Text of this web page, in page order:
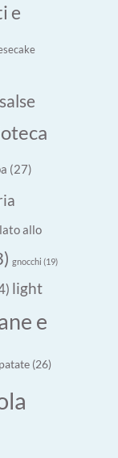
e
(27)
allo
gnocchi (19)
light
e
patate (26)